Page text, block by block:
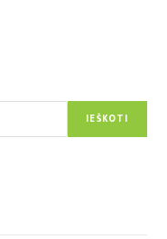
IEŠKOTI